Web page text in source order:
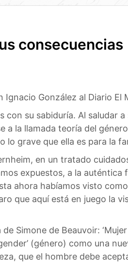
consecuencias
González al Diario El
con su sabiduría. Al saludar
la llamada teoría del
lo grave que ella es para la
en un tratado
expuestos, a la
ahora habíamos visto
que aquí está en juego la
Simone de Beauvoir:
(género) como una
que el hombre debe